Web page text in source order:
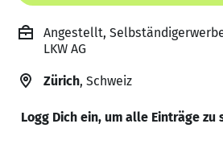
Angestellt,
LKW AG
Zürich, Schweiz
Logg Dich ein, um alle Einträge zu